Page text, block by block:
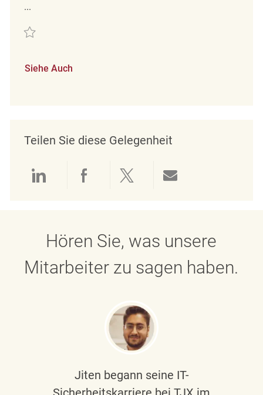
...
Retten Loss Prevention Customer Service Associate II (Sunny Isles
Siehe Auch
Teilen Sie diese Gelegenheit
Über LinkedIn teilen
Über Facebook teilen
Über Twitter teilen
Hören Sie, was unsere
Mitarbeiter zu sagen haben.
Jiten begann seine IT-